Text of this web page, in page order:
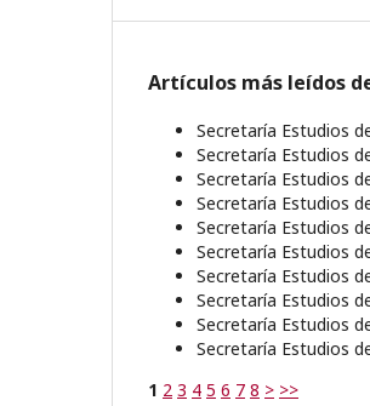
Artículos más leídos
Secretaría Estudios
Secretaría Estudios
Secretaría Estudios
Secretaría Estudios
Secretaría Estudios
Secretaría Estudios
Secretaría Estudios
Secretaría Estudios
Secretaría Estudios
Secretaría Estudios
1 2 3 4 5 6 7 8 > >>